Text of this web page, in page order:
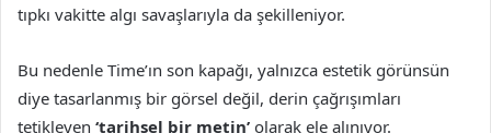
tıpkı vakitte algı savaşlarıyla da şekilleniyor.
Bu nedenle Time’ın son kapağı, yalnızca estetik görünsün
diye tasarlanmış bir görsel değil, derin çağrışımları
tetikleyen ‘tarihsel bir metin’ olarak ele alınıyor.